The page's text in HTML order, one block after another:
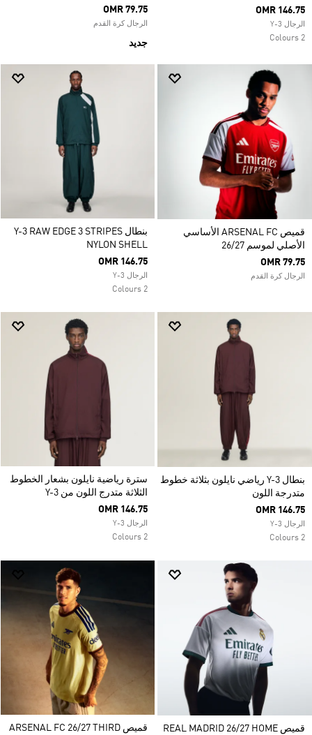
OMR 146.75
الرجال Y-3
2 Colours
OMR 79.75
الرجال كرة القدم
جديد
قميص ARSENAL FC الأساسي
الأصلي لموسم 26/27
OMR 79.75
الرجال كرة القدم
بنطال Y-3 RAW EDGE 3 STRIPES
NYLON SHELL
OMR 146.75
الرجال Y-3
2 Colours
بنطال Y-3 رياضي نايلون بثلاثة خطوط
متدرجة اللون
OMR 146.75
الرجال Y-3
2 Colours
سترة رياضية نايلون بشعار الخطوط
الثلاثة متدرج اللون من Y-3
OMR 146.75
الرجال Y-3
2 Colours
قميص REAL MADRID 26/27 HOME
قميص ARSENAL FC 26/27 THIRD